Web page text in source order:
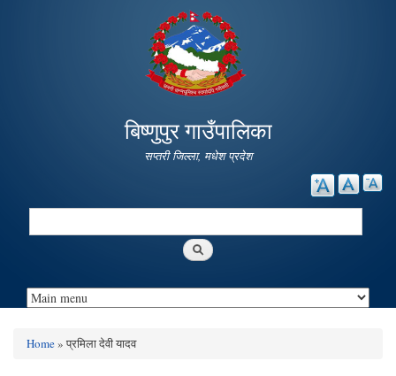
main
content
बिष्णुपुर गाउँपालिका
सप्तरी जिल्ला, मधेश प्रदेश
Search
You are here
Home» प्रमिला देवी यादव